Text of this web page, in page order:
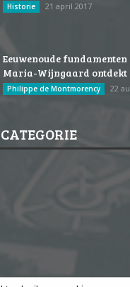
Historie 21 april 2017
Eeuwenoude
Maria-Wijngaard ontdekt
Philippe de Montmorency 22